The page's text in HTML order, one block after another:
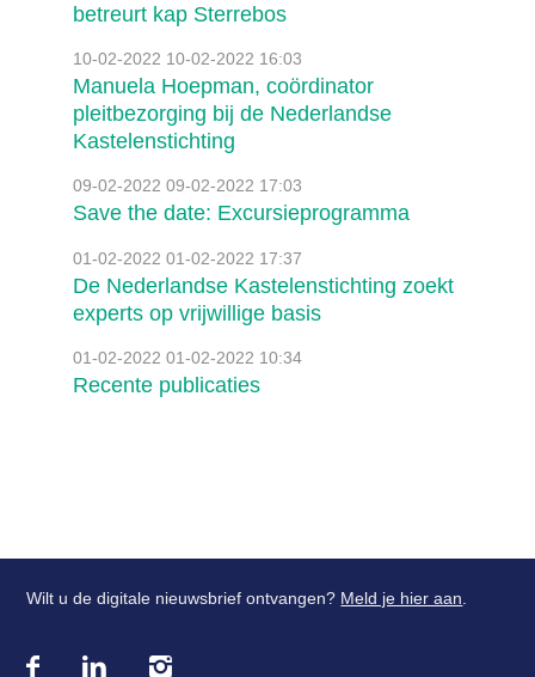
betreurt kap Sterrebos
10-02-2022 10-02-2022 16:03
Manuela Hoepman, coördinator
pleitbezorging bij de Nederlandse
Kastelenstichting
09-02-2022 09-02-2022 17:03
Save the date: Excursieprogramma
01-02-2022 01-02-2022 17:37
De Nederlandse Kastelenstichting zoekt
experts op vrijwillige basis
01-02-2022 01-02-2022 10:34
Recente publicaties
Wilt u de digitale nieuwsbrief ontvangen? Meld je hier aan.
Bezoek